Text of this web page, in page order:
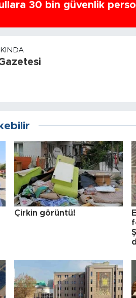
30 bin güvenlik
Çirkin görüntü!